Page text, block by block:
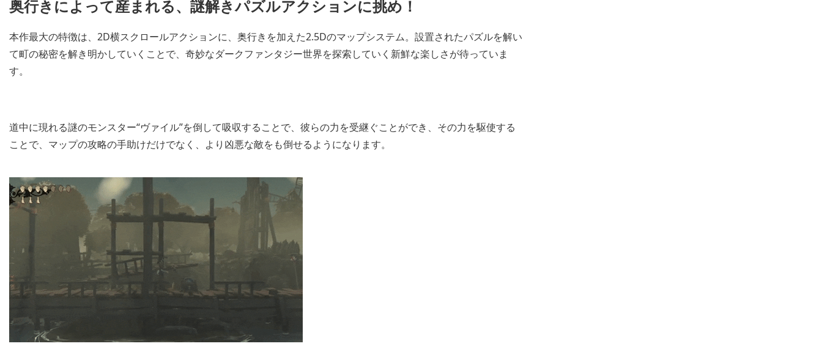
奥行きによって産まれる、謎解きパズルアクションに挑め！
本作最大の特徴は、2D横スクロールアクションに、奥行きを加えた2.5Dのマップシステム。設置されたパズルを解い
て町の秘密を解き明かしていくことで、奇妙なダークファンタジー世界を探索していく新鮮な楽しさが待っていま
す。
道中に現れる謎のモンスター“ヴァイル”を倒して吸収することで、彼らの力を受継ぐことができ、その力を駆使する
ことで、マップの攻略の手助けだけでなく、より凶悪な敵をも倒せるようになります。